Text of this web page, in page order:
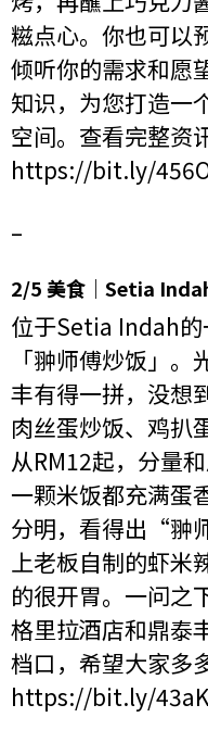
糍点心。你也可以
倾听你的需求和愿
知识，为您打造一
空间。查看完整资讯
https://bit.ly/
–
2/5 美食｜Setia
位于Setia Indah
「翀师傅炒饭」
丰有得一拼，没想
肉丝蛋炒饭、鸡扒
从RM12起，分量
一颗米饭都充满蛋
分明，看得出“翀
上老板自制的虾米
的很开胃。一问之
格里拉酒店和鼎泰
档口，希望大家多
https://bit.ly/